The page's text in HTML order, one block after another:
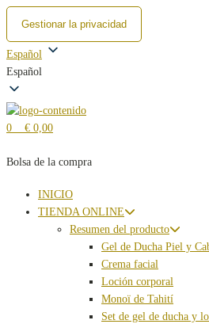
Gestionar la privacidad
Ir
al
contenido
Español
Español
0 € 0,00
Bolsa de la compra
INICIO
TIENDA ONLINE
Resumen del producto
Gel de Ducha Piel y
Crema facial
Loción corporal
Monoï de Tahití
Set de gel de ducha y